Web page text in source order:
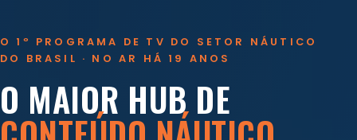
O 1º PROGRAMA DE TV DO SETOR NÁUTICO
DO BRASIL · NO AR HÁ 19 ANOS
O MAIOR HUB DE